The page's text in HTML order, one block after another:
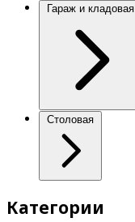
Гараж и кладовая
Столовая
Категории